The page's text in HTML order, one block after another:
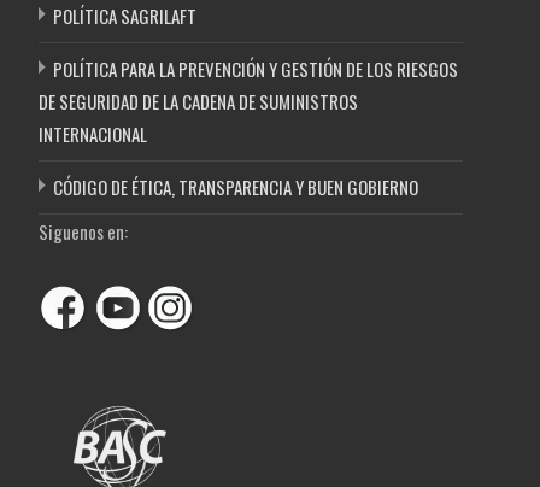
POLÍTICA SAGRILAFT
POLÍTICA PARA LA PREVENCIÓN Y GESTIÓN DE LOS RIESGOS
DE SEGURIDAD DE LA CADENA DE SUMINISTROS
INTERNACIONAL
CÓDIGO DE ÉTICA, TRANSPARENCIA Y BUEN GOBIERNO
Siguenos en: